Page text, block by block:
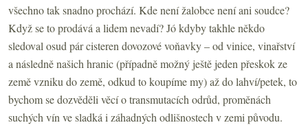
všechno tak snadno prochází. Kde není žalobce není ani soudce?
Když se to prodává a lidem nevadí? Jó kdyby takhle někdo
sledoval osud pár cisteren dovozové voňavky – od vinice, vinařství
a následně našich hranic (případně možný ještě jeden přeskok ze
země vzniku do země, odkud to koupíme my) až do lahví/petek, to
bychom se dozvěděli věcí o transmutacích odrůd, proměnách
suchých vín ve sladká i záhadných odlišnostech v zemi původu.